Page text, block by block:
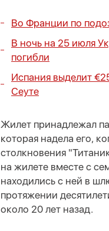
Во Франции по
В ночь на 25 июля
погибли
Испания выделит
Сеуте
Жилет принадлежал
которая надела его,
столкновения
на жилете вместе с
находились с ней в
протяжении
около 20 лет назад.